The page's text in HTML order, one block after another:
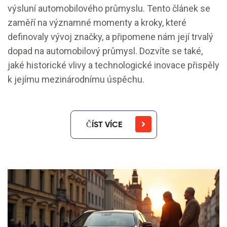
výsluní automobilového průmyslu. Tento článek se
zaměří na významné momenty a kroky, které
definovaly vývoj značky, a připomene nám její trvalý
dopad na automobilový průmysl. Dozvíte se také,
jaké historické vlivy a technologické inovace přispěly
k jejímu mezinárodnímu úspěchu.
ČÍST VÍCE